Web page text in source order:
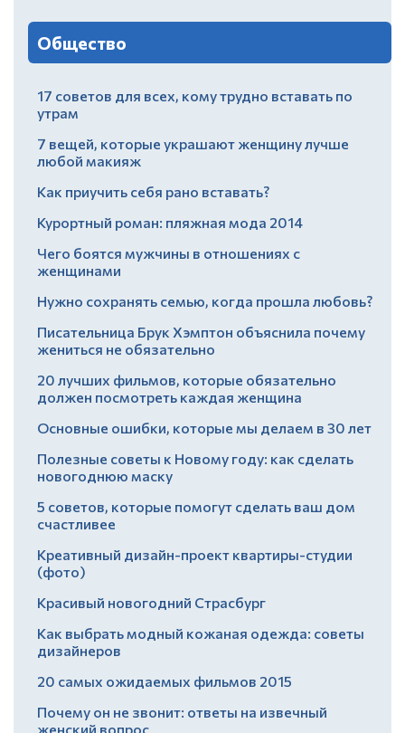
Общество
17 советов для всех, кому трудно вставать по
утрам
7 вещей, которые украшают женщину лучше
любой макияж
Как приучить себя рано вставать?
Курортный роман: пляжная мода 2014
Чего боятся мужчины в отношениях с
женщинами
Нужно сохранять семью, когда прошла любовь?
Писательница Брук Хэмптон объяснила почему
жениться не обязательно
20 лучших фильмов, которые обязательно
должен посмотреть каждая женщина
Основные ошибки, которые мы делаем в 30 лет
Полезные советы к Новому году: как сделать
новогоднюю маску
5 советов, которые помогут сделать ваш дом
счастливее
Креативный дизайн-проект квартиры-студии
(фото)
Красивый новогодний Страсбург
Как выбрать модный кожаная одежда: советы
дизайнеров
20 самых ожидаемых фильмов 2015
Почему он не звонит: ответы на извечный
женский вопрос